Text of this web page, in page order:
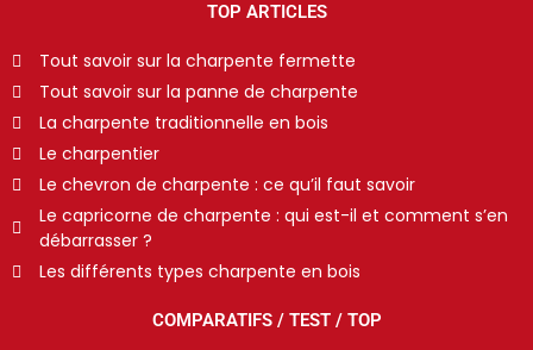
TOP ARTICLES
Tout savoir sur la charpente fermette
Tout savoir sur la panne de charpente
La charpente traditionnelle en bois
Le charpentier
Le chevron de charpente : ce qu’il faut savoir
Le capricorne de charpente : qui est-il et comment s’en
débarrasser ?
Les différents types charpente en bois
COMPARATIFS / TEST / TOP